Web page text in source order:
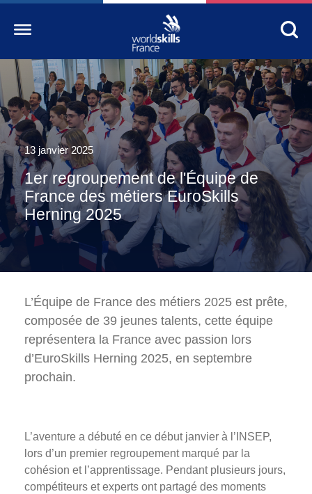
Accueil
WorldSkills France
La compétition
Découvrez un métier
S’informer
S’engager
Nos partenaires
Photos
Vidéos
Contactez-nous
Questions fréquentes
Actualités
13 janvier 2025
1er regroupement de l'Équipe de
France des métiers EuroSkills
Herning 2025
L’Équipe de France des métiers 2025 est prête,
composée de 39 jeunes talents, cette équipe
représentera la France avec passion lors
d’EuroSkills Herning 2025, en septembre
prochain.
L’aventure a débuté en ce début janvier à l’INSEP,
lors d’un premier regroupement marqué par la
cohésion et l’apprentissage. Pendant plusieurs jours,
compétiteurs et experts ont partagé des moments